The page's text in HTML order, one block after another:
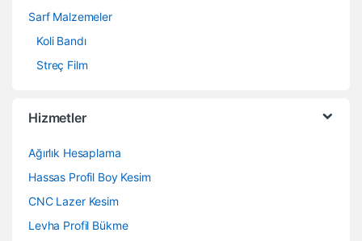
Sarf Malzemeler
Koli Bandı
Streç Film
Hizmetler
Ağırlık Hesaplama
Hassas Profil Boy Kesim
CNC Lazer Kesim
Levha Profil Bükme